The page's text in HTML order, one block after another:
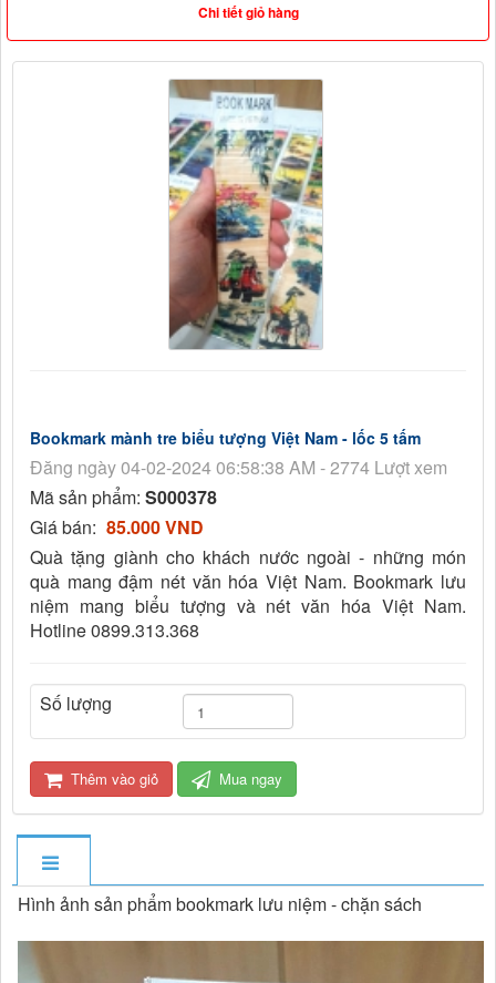
Chi tiết giỏ hàng
Bookmark mành tre biểu tượng Việt Nam - lốc 5 tấm
Đăng ngày 04-02-2024 06:58:38 AM - 2774 Lượt xem
Mã sản phẩm: S000378
Giá bán: 85.000 VND
Quà tặng giành cho khách nước ngoài - những món
quà mang đậm nét văn hóa Việt Nam. Bookmark lưu
niệm mang biểu tượng và nét văn hóa Việt Nam.
Hotline 0899.313.368
Số lượng
Thêm vào giỏ Mua ngay
Hình ảnh sản phẩm bookmark lưu niệm - chặn sách